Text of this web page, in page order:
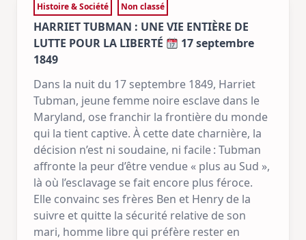
Histoire & Société Non classé
HARRIET TUBMAN : UNE VIE ENTIÈRE DE
LUTTE POUR LA LIBERTÉ
17 septembre
1849
Dans la nuit du 17 septembre 1849, Harriet
Tubman, jeune femme noire esclave dans le
Maryland, ose franchir la frontière du monde
qui la tient captive. À cette date charnière, la
décision n’est ni soudaine, ni facile : Tubman
affronte la peur d’être vendue « plus au Sud »,
là où l’esclavage se fait encore plus féroce.
Elle convainc ses frères Ben et Henry de la
suivre et quitte la sécurité relative de son
mari, homme libre qui préfère rester en